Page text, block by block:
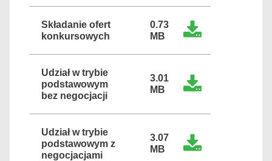
Składanie ofert
konkursowych
0.73
MB
Udział w trybie
podstawowym
bez negocjacji
3.01
MB
Udział w trybie
podstawowym z
negocjacjami
3.07
MB